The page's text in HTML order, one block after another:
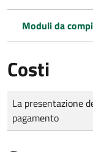
Moduli da
Costi
Tipo di pagamento
Importo
La presentazione
pagamento